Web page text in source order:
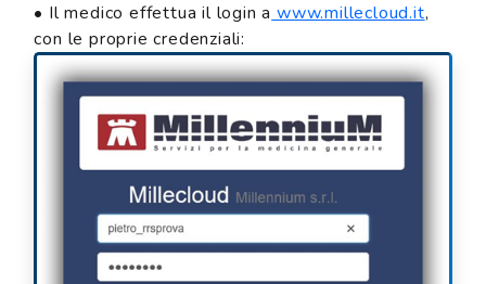
• Il medico effettua il login a www.millecloud.it,
con le proprie credenziali: